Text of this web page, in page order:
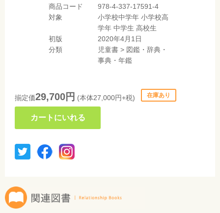
商品コード
978-4-337-17591-4
対象
小学校中学年 小学校高
学年 中学生 高校生
初版
2020年4月1日
分類
児童書 > 図鑑・辞典・
事典・年鑑
揃定価29,700円 (本体27,000円+税) 在庫あり
カートにいれる